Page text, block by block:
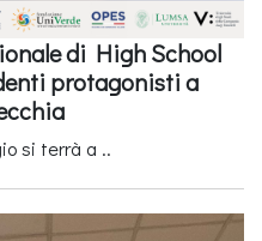
di High School
protagonisti a
si terrà a ..